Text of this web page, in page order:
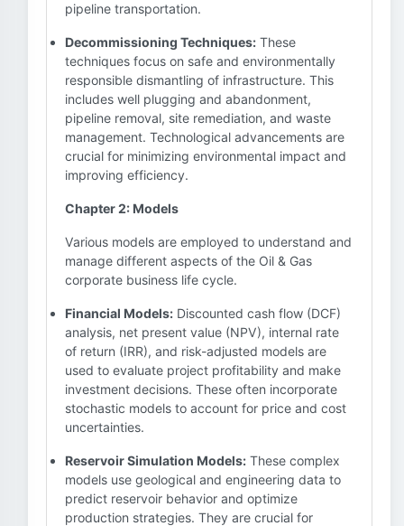
pipeline transportation.
Decommissioning Techniques: These
techniques focus on safe and environmentally
responsible dismantling of infrastructure. This
includes well plugging and abandonment,
pipeline removal, site remediation, and waste
management. Technological advancements are
crucial for minimizing environmental impact and
improving efficiency.
Chapter 2: Models
Various models are employed to understand and
manage different aspects of the Oil & Gas
corporate business life cycle.
Financial Models: Discounted cash flow (DCF)
analysis, net present value (NPV), internal rate
of return (IRR), and risk-adjusted models are
used to evaluate project profitability and make
investment decisions. These often incorporate
stochastic models to account for price and cost
uncertainties.
Reservoir Simulation Models: These complex
models use geological and engineering data to
predict reservoir behavior and optimize
production strategies. They are crucial for